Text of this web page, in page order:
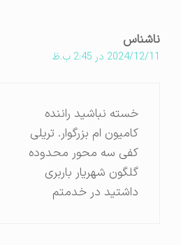
ناشناس
2024/12/11 در 2:45 ب.ظ
خسته نباشید راننده
کامیون ام بزرگوار. تریلی
کفی سه محور محدوده
گلگون شهریار باربری
داشتید در خدمتم